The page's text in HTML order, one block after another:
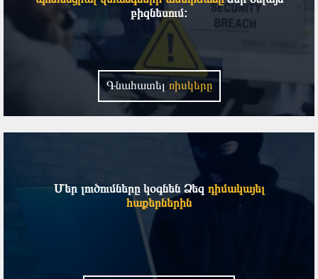
բիզնեսում:
Գնահատել ռիսկերը
Մեր լուծումները կօգնեն Ձեզ դիմակայել
հաքերներին